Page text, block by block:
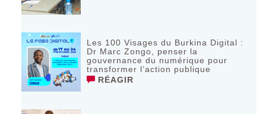
Les 100 Visages du Burkina Digital :
Dr Marc Zongo, penser la
gouvernance du numérique pour
transformer l’action publique
RÉAGIR